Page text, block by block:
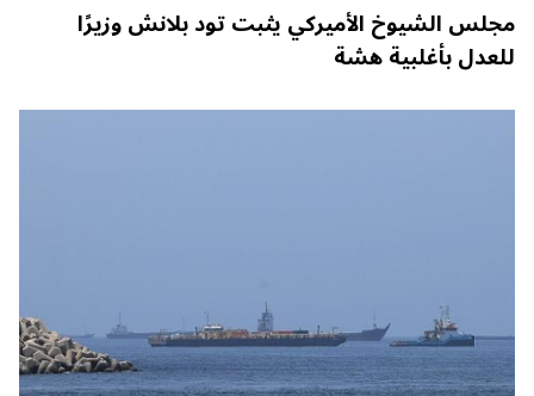
مجلس الشيوخ الأميركي يثبت تود بلانش وزيرًا
للعدل بأغلبية هشة